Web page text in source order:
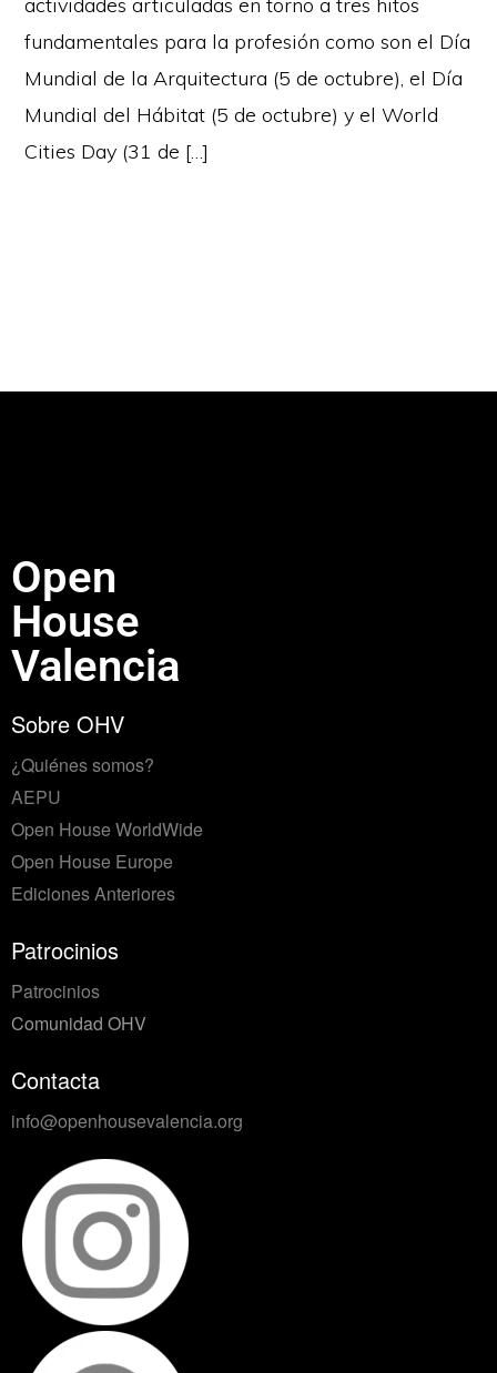
fundamentales para la profesión como son el Día
Mundial de la Arquitectura (5 de octubre), el Día
Mundial del Hábitat (5 de octubre) y el World
Cities Day (31 de […]
Open
House
Valencia
Sobre OHV
¿Quiénes somos?
AEPU
Open House WorldWide
Open House Europe
Ediciones Anteriores
Patrocinios
Patrocinios
Comunidad OHV
Contacta
info@openhousevalencia.org